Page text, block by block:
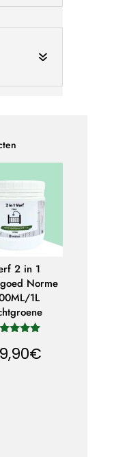
2 in 1
Norme
1L
d
5.00 €